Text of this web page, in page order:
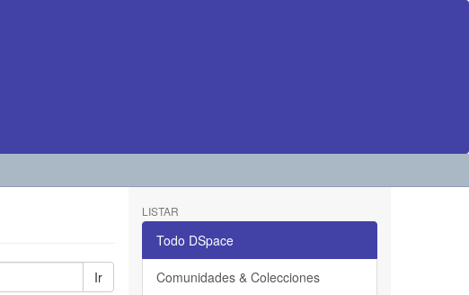
Ir
LISTAR
Todo DSpace
Comunidades & Colecciones